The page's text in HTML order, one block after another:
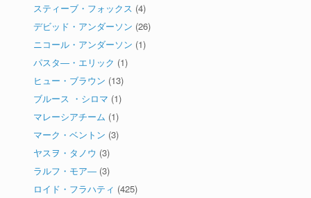
スティーブ・フォックス (4)
デビッド・アンダーソン (26)
ニコール・アンダーソン (1)
パスタ―・エリック (1)
ヒュー・ブラウン (13)
ブルース ・シロマ (1)
マレーシアチーム (1)
マーク・ベントン (3)
ヤスヲ・タノウ (3)
ラルフ・モア― (3)
ロイド・フラハティ (425)